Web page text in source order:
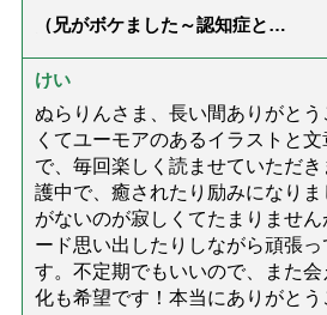
（兄がボケました～認知症と介
達』が届きました」）
けい
ぬらりんさま、長い間ありがと
くてユーモアのあるイラストと
で、毎回楽しく読ませていただ
護中で、癒されたり励みになり
がないのが寂しくてたまりませ
ード思い出したりしながら頑張っ
す。不定期でもいいので、また
化も希望です！本当にありがとう